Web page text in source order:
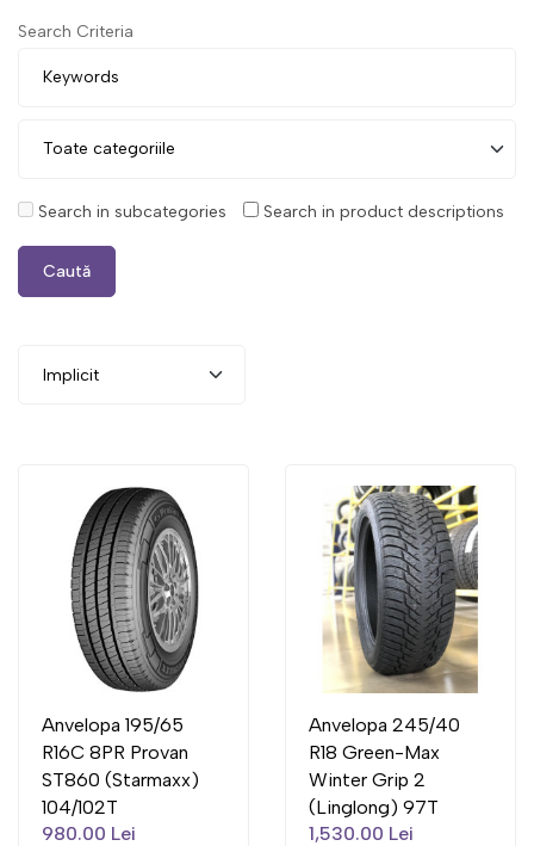
Search Criteria
Search in subcategories Search in product descriptions
Anvelopa 195/65
R16C 8PR Provan
ST860 (Starmaxx)
104/102T
980.00 Lei
Anvelopa 245/40
R18 Green-Max
Winter Grip 2
(Linglong) 97T
1,530.00 Lei